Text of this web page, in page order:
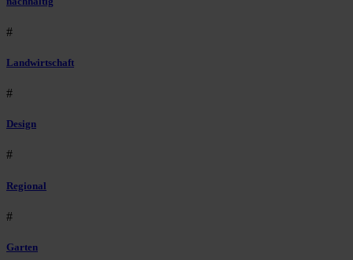
#
Landwirtschaft
#
Design
#
Regional
#
Garten